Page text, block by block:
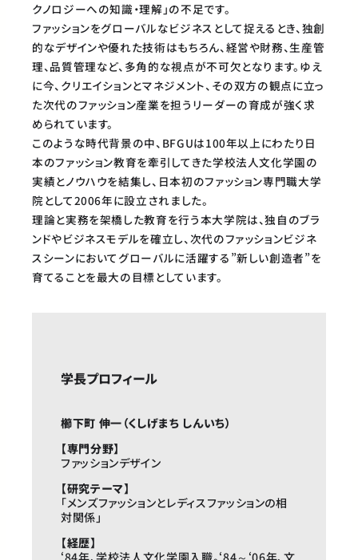
クノロジーへの知識・理解」の不足です。
ファッションをグローバルなビジネスとして捉えるとき、独創
的なデザインや優れた技術はもちろん、経営や財務、生産管
理、品質管理など、多角的な視点が不可欠となります。ゆえ
に今、クリエイションとマネジメント、その双方の観点に立っ
た次代のファッション産業を担うリーダーの育成が強く求
められています。
このような時代背景の中、BFGUは100年以上にわたり日
本のファッション教育を牽引してきた学校法人文化学園の
実績とノウハウを結集し、日本初のファッション専門職大学
院として2006年に設立されました。
理論と実務を架橋した教育を行う本大学院は、独自のブラ
ンドやビジネスモデルを確立し、次代のファッションビジネ
スシーンにおいてグローバルに活躍する”新しい創造者”を
育てることを最大の目標としています。
学長プロフィール
櫛下町 伸一（くしげまち しんいち）
【専門分野】
ファッションデザイン
【研究テーマ】
「メンズファッションとレディスファッションの相
対関係」
【経歴】